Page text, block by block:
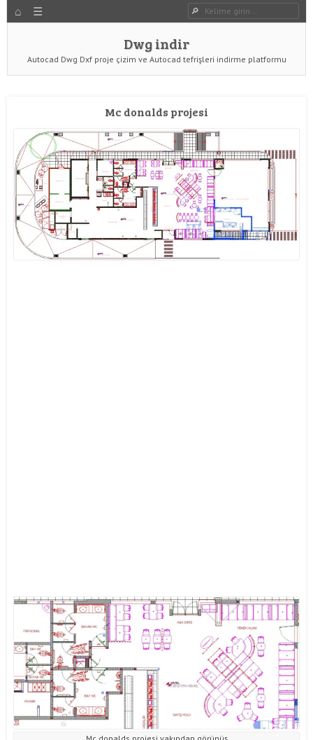
HOME Dwg Ara
Dwg indir
Autocad Dwg Dxf proje çizim ve Autocad tefrişleri indirme platformu
Mc donalds projesi